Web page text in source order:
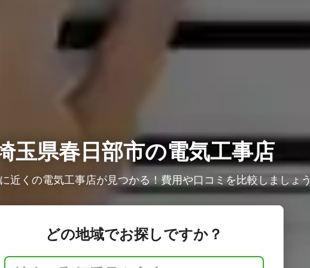
玉県春日部市の電気工事店
近くの電気工事店が見つかる！費用や口コミを比較しましょう
どの地域でお探しですか？